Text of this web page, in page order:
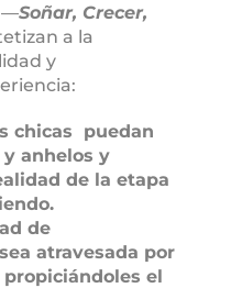
—Soñar, Crecer,
a la
y
chicas puedan
anhelos y
de la etapa
de
sea atravesada por
propiciándoles el